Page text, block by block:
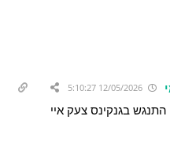
12/05/2026 5:10:27
בגנקינס צעק איי